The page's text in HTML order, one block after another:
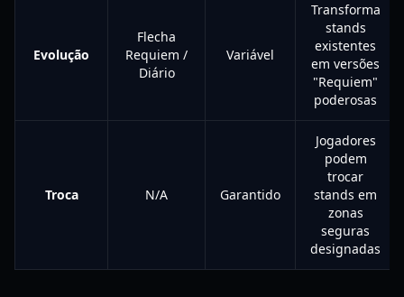
Evolução
Flecha
Requiem /
Diário
Variável
Transforma
stands
existentes
em versões
"Requiem"
poderosas
Troca N/A Garantido
Jogadores
podem
trocar
stands em
zonas
seguras
designadas